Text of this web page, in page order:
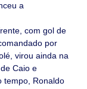
a
com gol de
por
virou ainda na
Caio e
tempo, Ronaldo